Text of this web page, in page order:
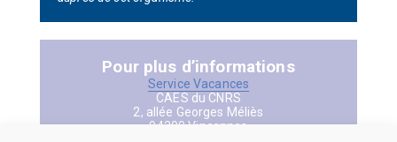
Pour plus d’informations
Service Vacances
CAES du CNRS
2, allée Georges Méliès
94300 Vincennes